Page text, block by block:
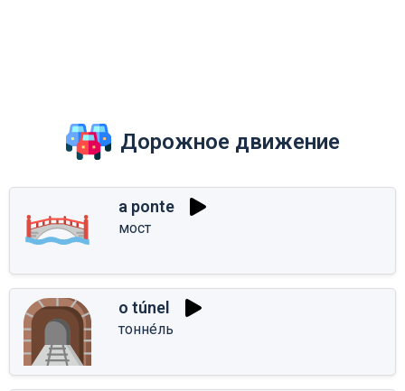
Дорожное движение
a ponte
мост
o túnel
тонне́ль